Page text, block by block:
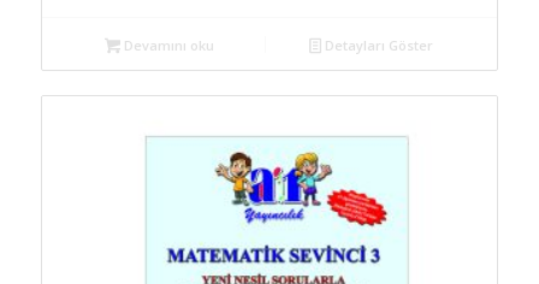
Devamını oku Detayları Göster